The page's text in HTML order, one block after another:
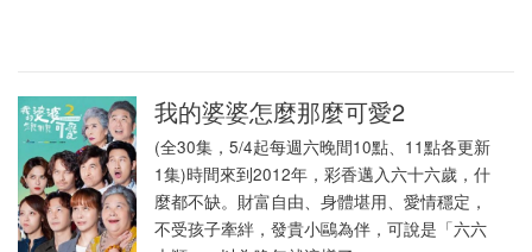
我的婆婆怎麼那麼可愛2
(全30集，5/4起每週六晚間10點、11點各更新
1集)時間來到2012年，彩香邁入六十六歲，什
麼都不缺。財富自由、身體堪用、愛情穩定，
不受孩子牽絆，發貴小鷗為伴，可說是「六六